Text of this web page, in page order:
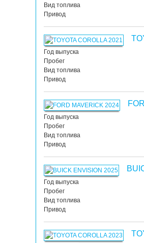
Вид топлива
Привод
Год выпуска
Пробег
Вид топлива
Привод
Год выпуска
Пробег
Вид топлива
Привод
Год выпуска
Пробег
Вид топлива
Привод